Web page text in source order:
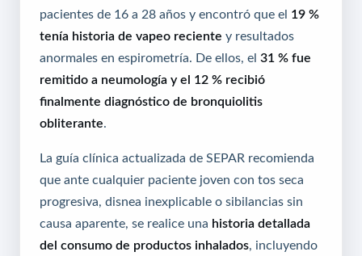
pacientes de 16 a 28 años y encontró que el 19 %
tenía historia de vapeo reciente y resultados
anormales en espirometría. De ellos, el 31 % fue
remitido a neumología y el 12 % recibió
finalmente diagnóstico de bronquiolitis
obliterante
La guía clínica actualizada de SEPAR recomienda
que ante cualquier paciente joven con tos seca
progresiva, disnea inexplicable o sibilancias sin
causa aparente, se realice una historia detallada
del consumo de productos inhalados , incluyendo